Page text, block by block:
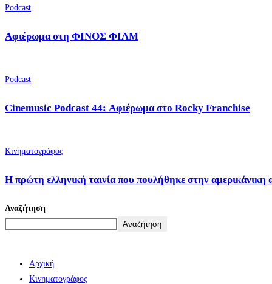
Podcast
Αφιέρωμα στη ΦΙΝΟΣ ΦΙΛΜ
Podcast
Cinemusic Podcast 44: Αφιέρωμα στο Rocky Franchise
Κινηματογράφος
Η πρώτη ελληνική ταινία που πουλήθηκε στην αμερικάνικη
Αναζήτηση
Αναζήτηση
Αρχική
Κινηματογράφος